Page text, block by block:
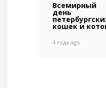
Всемирный
день
кошек и
4 года ago